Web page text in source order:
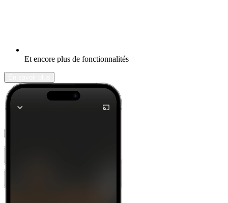
Et encore plus de fonctionnalités